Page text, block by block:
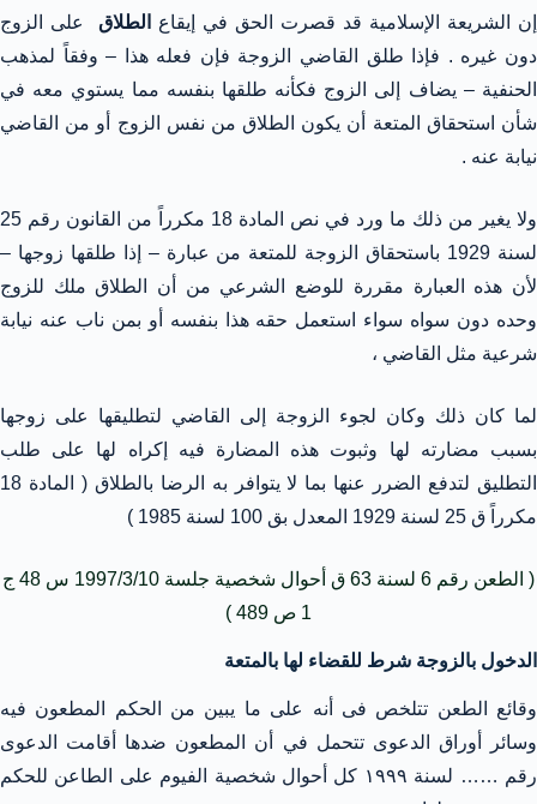
إن الشريعة الإسلامية قد قصرت الحق في إيقاع الطلاق
على الزوج
دون غيره . فإذا طلق القاضي الزوجة فإن فعله هذا – وفقاً لمذهب
الحنفية – يضاف إلى الزوج فكأنه طلقها بنفسه مما يستوي معه في
شأن استحقاق المتعة أن يكون الطلاق من نفس الزوج أو من القاضي
نيابة عنه .
ولا يغير من ذلك ما ورد في نص المادة 18 مكرراً من القانون رقم 25
لسنة 1929 باستحقاق الزوجة للمتعة من عبارة – إذا طلقها زوجها –
لأن هذه العبارة مقررة للوضع الشرعي من أن الطلاق ملك للزوج
وحده دون سواه سواء استعمل حقه هذا بنفسه أو بمن ناب عنه نيابة
شرعية مثل القاضي ،
لما كان ذلك وكان لجوء الزوجة إلى القاضي لتطليقها على زوجها
بسبب مضارته لها وثبوت هذه المضارة فيه إكراه لها على طلب
التطليق لتدفع الضرر عنها بما لا يتوافر به الرضا بالطلاق ( المادة 18
مكرراً ق 25 لسنة 1929 المعدل بق 100 لسنة 1985 )
( الطعن رقم 6 لسنة 63 ق أحوال شخصية جلسة 1997/3/10 س 48 ج
1 ص 489 )
الدخول بالزوجة شرط للقضاء لها بالمتعة
وقائع الطعن تتلخص فى أنه على ما يبين من الحكم المطعون فيه
وسائر أوراق الدعوى تتحمل في أن المطعون ضدها أقامت الدعوى
رقم …… لسنة ۱۹۹۹ كل أحوال شخصية الفيوم على الطاعن للحكم